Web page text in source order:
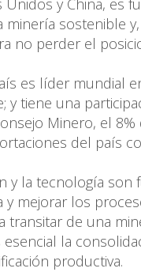
y China, es
minería sostenible
no perder el
es líder mundial
y tiene una
Minero, el
del país
y la tecnología son
mejorar los
de una
la
productiva.